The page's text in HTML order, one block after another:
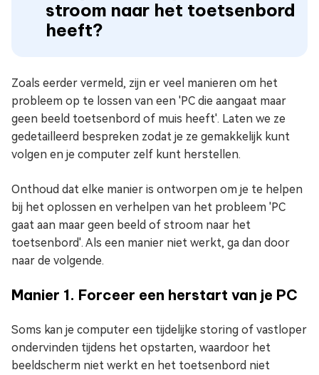
stroom naar het toetsenbord
heeft?
Zoals eerder vermeld, zijn er veel manieren om het
probleem op te lossen van een 'PC die aangaat maar
geen beeld toetsenbord of muis heeft'. Laten we ze
gedetailleerd bespreken zodat je ze gemakkelijk kunt
volgen en je computer zelf kunt herstellen.
Onthoud dat elke manier is ontworpen om je te helpen
bij het oplossen en verhelpen van het probleem 'PC
gaat aan maar geen beeld of stroom naar het
toetsenbord'. Als een manier niet werkt, ga dan door
naar de volgende.
Manier 1. Forceer een herstart van je PC
Soms kan je computer een tijdelijke storing of vastloper
ondervinden tijdens het opstarten, waardoor het
beeldscherm niet werkt en het toetsenbord niet